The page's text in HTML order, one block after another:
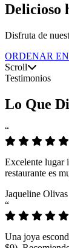
Delicioso
Disfruta de
ORDENAR
Scroll
Testimonios
Lo Que
“
Excelente lugar
restaurante es
Jaqueline Olivas
“
Una joya